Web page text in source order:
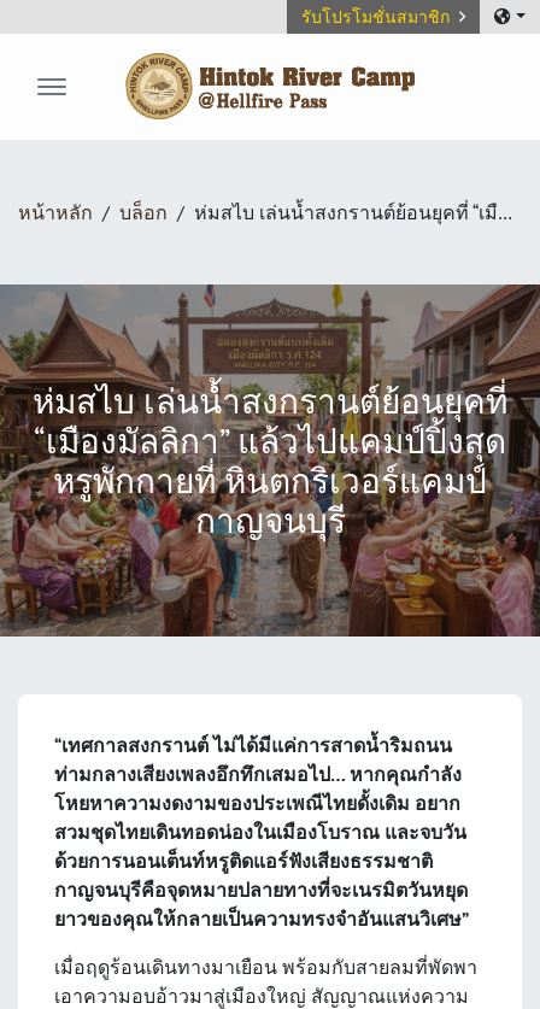
รับโปรโมชั่นสมาชิก
หน้าหลัก บล็อก ห่มสไบ เล่นน้ำสงกรานต์ย้อนยุคที่ “เมืองมัลลิกา” แล้วไปแคมป์ปิ้งสุดหรูพักกายที่ หินตกริเวอร์แคมป์ กาญจนบุรี
ห่มสไบ เล่นน้ำสงกรานต์ย้อนยุคที่
“เมืองมัลลิกา” แล้วไปแคมป์ปิ้งสุด
หรูพักกายที่ หินตกริเวอร์แคมป์
กาญจนบุรี
“เทศกาลสงกรานต์ ไม่ได้มีแค่การสาดน้ำริมถนน
ท่ามกลางเสียงเพลงอึกทึกเสมอไป… หากคุณกำลัง
โหยหาความงดงามของประเพณีไทยดั้งเดิม อยาก
สวมชุดไทยเดินทอดน่องในเมืองโบราณ และจบวัน
ด้วยการนอนเต็นท์หรูติดแอร์ฟังเสียงธรรมชาติ
กาญจนบุรีคือจุดหมายปลายทางที่จะเนรมิตวันหยุด
ยาวของคุณให้กลายเป็นความทรงจำอันแสนวิเศษ”
เมื่อฤดูร้อนเดินทางมาเยือน พร้อมกับสายลมที่พัดพา
เอาความอบอ้าวมาสู่เมืองใหญ่ สัญญาณแห่งความ